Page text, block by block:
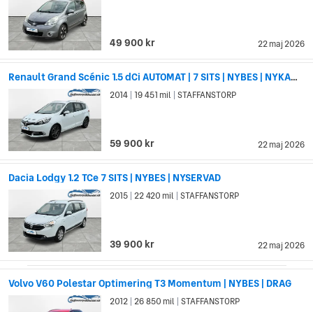
22 maj 2026
49 900 kr
Renault Grand Scénic 1.5 dCi AUTOMAT | 7 SITS | NYBES | NYKAMREM
22 maj 2026
2014 19 451 mil STAFFANSTORP
59 900 kr
Dacia Lodgy 1.2 TCe 7 SITS | NYBES | NYSERVAD
22 maj 2026
2015 22 420 mil STAFFANSTORP
39 900 kr
Volvo V60 Polestar Optimering T3 Momentum | NYBES | DRAG
2012 26 850 mil STAFFANSTORP